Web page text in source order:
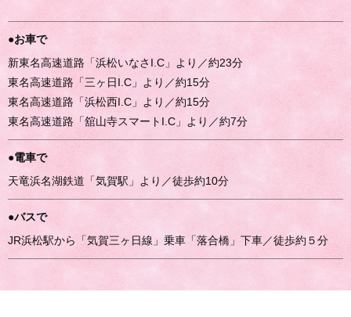
●お車で
新東名高速道路「浜松いなさI.C」より／約23分
東名高速道路「三ヶ日I.C」より／約15分
東名高速道路「浜松西I.C」より／約15分
東名高速道路「舘山寺スマートI.C」より／約7分
●電車で
天竜浜名湖鉄道「気賀駅」より／徒歩約10分
●バスで
JR浜松駅から「気賀三ヶ日線」乗車「落合橋」下車／徒歩約５分